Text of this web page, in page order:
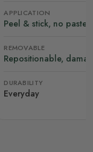
APPLICATION
Peel & stick, no paste
REMOVABLE
Repositionable,
DURABILITY
Everyday